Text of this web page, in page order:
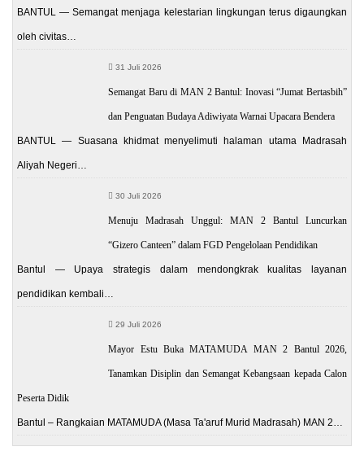
BANTUL — Semangat menjaga kelestarian lingkungan terus digaungkan
oleh civitas…
31 Juli 2026
Semangat Baru di MAN 2 Bantul: Inovasi “Jumat Bertasbih”
dan Penguatan Budaya Adiwiyata Warnai Upacara Bendera
BANTUL — Suasana khidmat menyelimuti halaman utama Madrasah
Aliyah Negeri…
30 Juli 2026
Menuju Madrasah Unggul: MAN 2 Bantul Luncurkan
“Gizero Canteen” dalam FGD Pengelolaan Pendidikan
Bantul — Upaya strategis dalam mendongkrak kualitas layanan
pendidikan kembali…
29 Juli 2026
Mayor Estu Buka MATAMUDA MAN 2 Bantul 2026,
Tanamkan Disiplin dan Semangat Kebangsaan kepada Calon
Peserta Didik
Bantul – Rangkaian MATAMUDA (Masa Ta'aruf Murid Madrasah) MAN 2…